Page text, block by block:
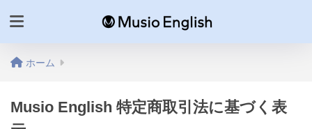
ホーム
Musio English 特定商取引法に基づく表